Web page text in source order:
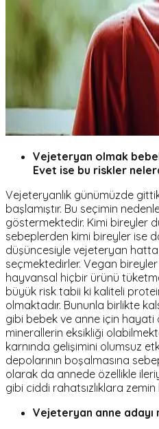
Vejeteryan olmak
Evet ise bu riskler
Vejeteryanlık günümüzde
başlamıştır. Bu seçimin
göstermektedir. Kimi bireyler
sebeplerden kimi bireyler ise
düşüncesiyle vejeteryan
seçmektedirler. Vegan
hayvansal hiçbir ürünü
büyük risk tabii ki kaliteli
olmaktadır. Bununla birlikte
gibi bebek ve anne için hayati
minerallerin eksikliği
karnında gelişimini olumsuz
depolarının boşalmasına
olarak da annede özellikle
gibi ciddi rahatsızlıklara
Vejeteryan anne adayı